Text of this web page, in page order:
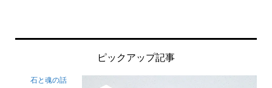
ピックアップ記事
石と魂の話